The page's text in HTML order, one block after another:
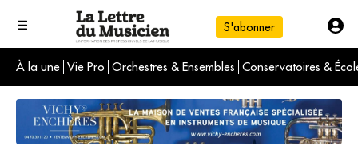
S'abonner
À la une Vie Pro Orchestres & Ensembles Conservatoires &
L'info du jour
Le numéro du mois
International